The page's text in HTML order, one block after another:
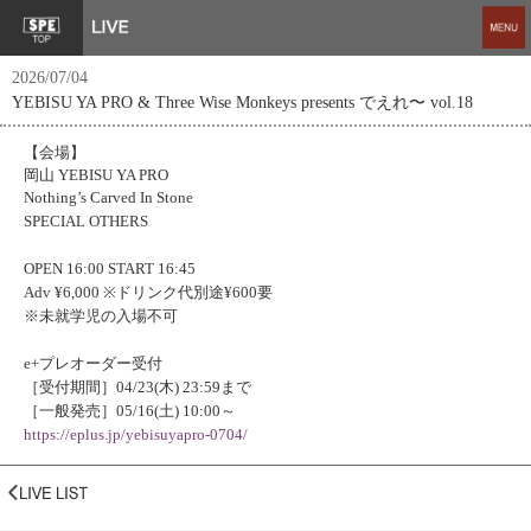
2026/07/04
YEBISU YA PRO & Three Wise Monkeys presents でえれ〜 vol.18
【会場】
岡山 YEBISU YA PRO
Nothing’s Carved In Stone
SPECIAL OTHERS
OPEN 16:00 START 16:45
Adv ¥6,000 ※ドリンク代別途¥600要
※未就学児の入場不可
e+プレオーダー受付
［受付期間］04/23(木) 23:59まで
［一般発売］05/16(土) 10:00～
https://eplus.jp/yebisuyapro-0704/